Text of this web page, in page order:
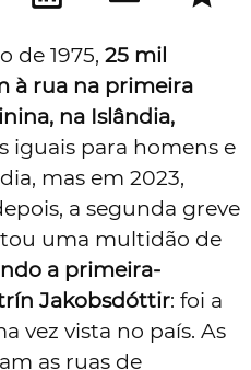
de 1975, 25 mil
à rua na primeira
na Islândia,
iguais para homens e
mas em 2023,
a segunda greve
uma multidão de
a primeira-
Jakobsdóttir: foi a
vez vista no país. As
as ruas de